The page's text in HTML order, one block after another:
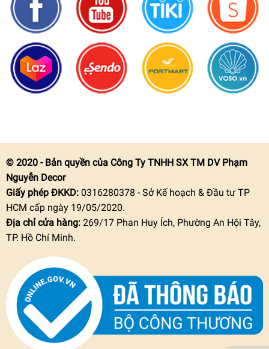
© 2020 - Bản quyền của Công Ty TNHH SX TM DV Phạm
Nguyễn Decor
Giấy phép ĐKKD:0316280378 - Sở Kế hoạch & Đầu tư TP
HCM cấp ngày 19/05/2020.
Địa chỉ cửa hàng: 269/17 Phan Huy Ích, Phường An Hội Tây,
TP. Hồ Chí Minh.